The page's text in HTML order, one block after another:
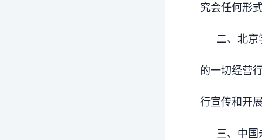
究会任何形
二、北京
的一切经营
行宣传和开
三、中